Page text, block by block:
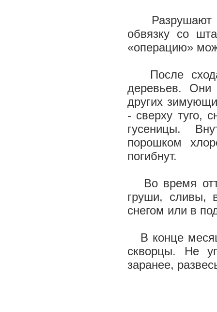
Разрушают
обвязку со
«операцию»
После
деревьев. Они
других
- сверху туго,
гусеницы.
порошком
погибнут.
Во время
груши, сливы,
снегом или в
В конце
скворцы. Не
заранее,